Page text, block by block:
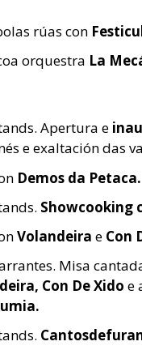
rúas con
orquestra La
Apertura e
e exaltación das
Demos da Petaca.
Showcooking
Volandeira e Con
Misa
Con De Xido e